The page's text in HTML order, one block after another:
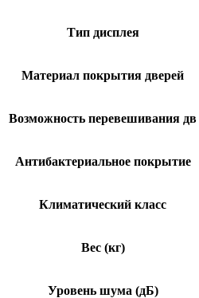
Тип дисплея
Материал покрытия дверей
Возможность перевешивания дв
Антибактериальное покрытие
Климатический класс
Вес (кг)
Уровень шума (дБ)